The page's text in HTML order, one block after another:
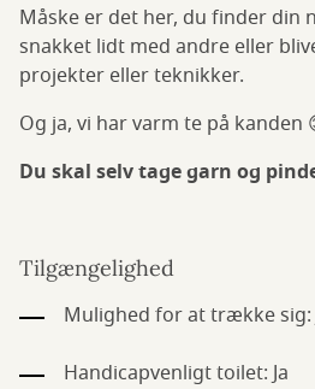
Måske er det her, du finder din
snakket lidt med andre eller
projekter eller teknikker.
Og ja, vi har varm te på kanden
Du skal selv tage garn og
Tilgængelighed
Mulighed for at trække sig:
Handicapvenligt toilet: Ja